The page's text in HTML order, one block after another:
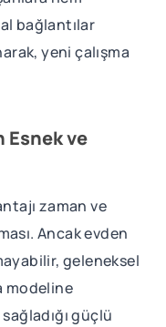
bağlantılar
yeni çalışma
Esnek ve
zaman ve
Ancak evden
geleneksel
modeline
güçlü